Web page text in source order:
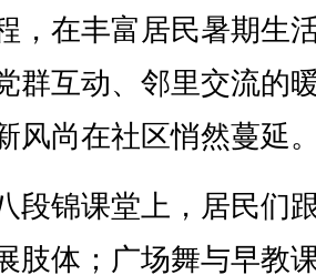
，在丰富居民暑期生
群互动、邻里交流的
风尚在社区悄然蔓延
锦课堂上，居民们
肢体；广场舞与早教